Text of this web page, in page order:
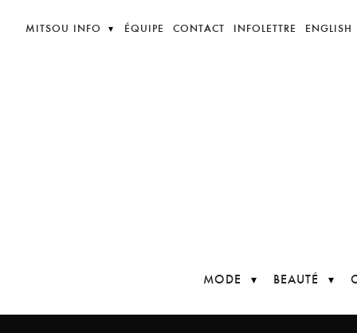
MITSOU INFO ÉQUIPE CONTACT INFOLETTRE ENGLISH
MODE BEAUTÉ